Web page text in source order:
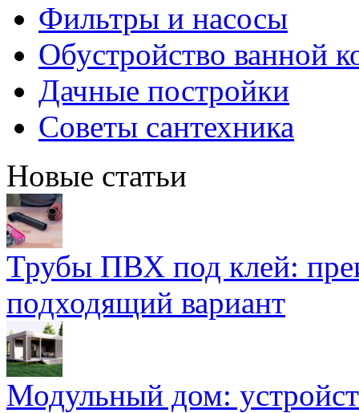
Фильтры и насосы
Обустройство ванной
Дачные постройки
Советы сантехника
Новые статьи
Трубы ПВХ под клей:
подходящий вариант
Модульный дом: